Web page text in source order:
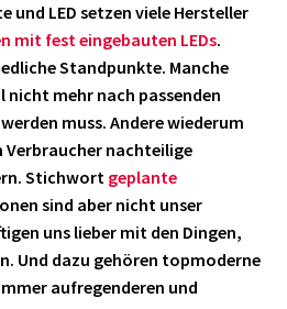
und LED setzen viele Hersteller
mit fest eingebauten LEDs.
Standpunkte. Manche
nicht mehr nach passenden
muss. Andere wiederum
nachteilige
Stichwort geplante
sind aber nicht unser
uns lieber mit den Dingen,
Und dazu gehören topmoderne
aufregenderen und